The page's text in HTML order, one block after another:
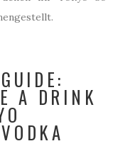
A DRINK